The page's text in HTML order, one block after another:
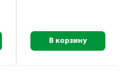
В корзину